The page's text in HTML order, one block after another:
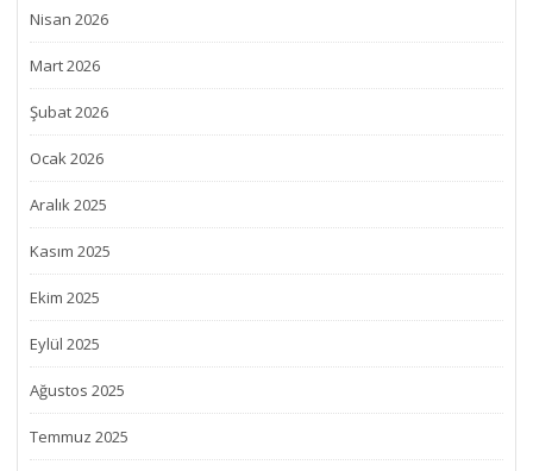
Nisan 2026
Mart 2026
Şubat 2026
Ocak 2026
Aralık 2025
Kasım 2025
Ekim 2025
Eylül 2025
Ağustos 2025
Temmuz 2025